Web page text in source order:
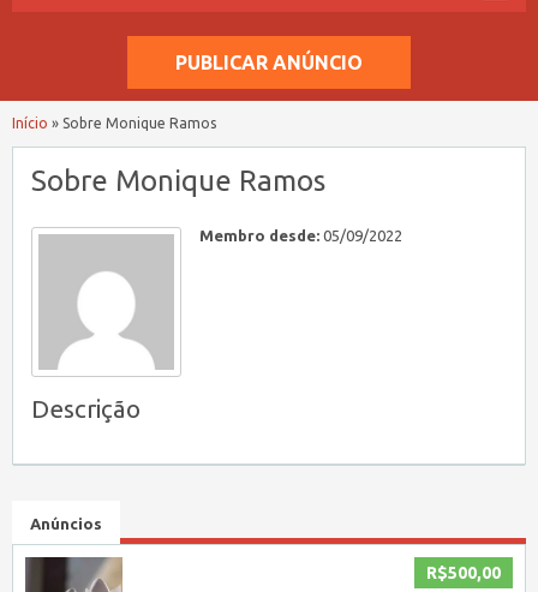
PUBLICAR ANÚNCIO
Início » Sobre Monique Ramos
Sobre Monique Ramos
Membro desde: 05/09/2022
Descrição
Anúncios
R$500,00